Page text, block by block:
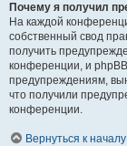
Почему я получил
На каждой
собственный свод
получить
конференции, и
предупреждениям,
что получили
конференции.
Вернуться к началу